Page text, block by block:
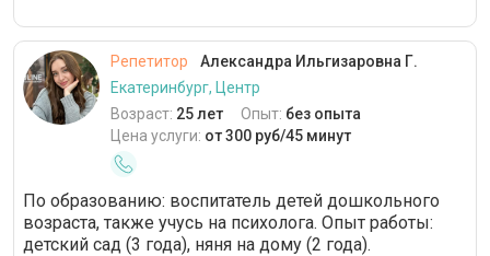
Репетитор
Александра Ильгизаровна Г.
Екатеринбург, Центр
Возраст: 25 лет Опыт: без опыта
Цена услуги: от 300 руб/45 минут
По образованию: воспитатель детей дошкольного
возраста, также учусь на психолога. Опыт работы:
детский сад (3 года), няня на дому (2 года).